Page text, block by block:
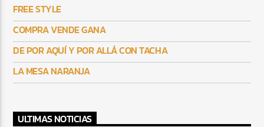
FREE STYLE
COMPRA VENDE GANA
DE POR AQUÍ Y POR ALLÁ CON TACHA
LA MESA NARANJA
ULTIMAS NOTICIAS